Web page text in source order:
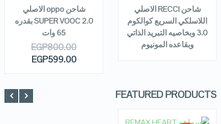
شاحن RECCI الاصلي
اللاسلكي السريع كوالكوم
3.0 وبخاصيه التبريد الذاتي
وبقاعده المونيوم
شاحن oppo الاصلي
SUPER VOOC 2.0 بقدره
65 وات
EGP800.00
EGP599.00
FEATURED PRODUCTS